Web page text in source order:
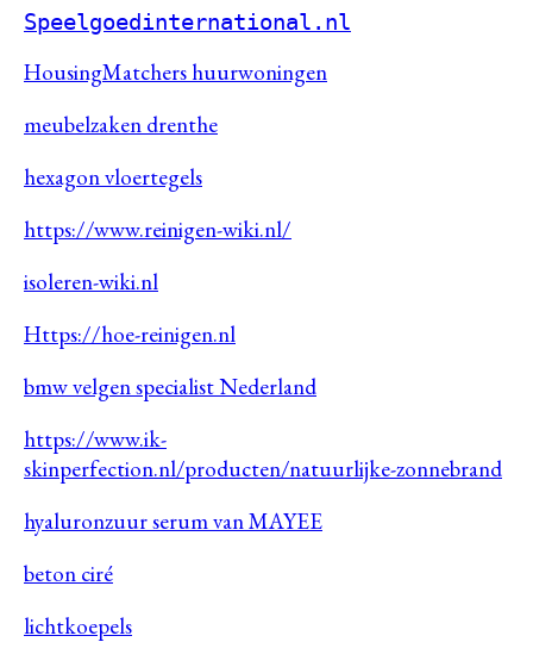
Speelgoedinternational.nl
HousingMatchers huurwoningen
meubelzaken drenthe
hexagon vloertegels
https://www.reinigen-wiki.nl/
isoleren-wiki.nl
Https://hoe-reinigen.nl
bmw velgen specialist Nederland
https://www.ik-
skinperfection.nl/producten/natuurlijke-zonnebrand
hyaluronzuur serum van MAYEE
beton ciré
lichtkoepels